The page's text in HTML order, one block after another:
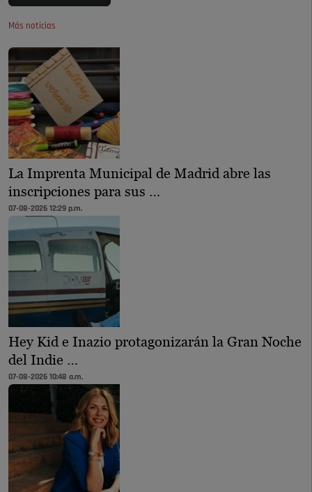
Más noticias
La Imprenta Municipal de Madrid abre las
inscripciones para sus …
07-08-2026 12:29 p.m.
Hey Kid e Inazio protagonizarán la Gran Noche
del Indie …
07-08-2026 10:48 a.m.